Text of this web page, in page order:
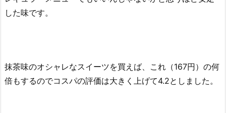
した味です。
抹茶味のオシャレなスイーツを買えば、これ（167円）の何
倍もするのでコスパの評価は大きく上げて4.2としました。